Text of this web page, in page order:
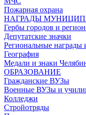
Пожарная охрана
НАГРАДЫ
Гербы городов и
Депутатские значки
Региональные
География
Медали и знаки
ОБРАЗОВАНИЕ
Гражданские ВУЗы
Военные ВУЗы и
Колледжи
Стройотряды